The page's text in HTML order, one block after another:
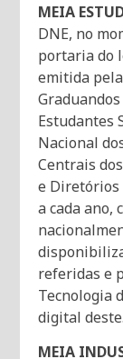
MEIA
DNE, no
portaria do
emitida
Estudantes
Nacional
Centrais
e Diretórios
a cada ano,
referidas e
Tecnologia
digital deste.
MEIA